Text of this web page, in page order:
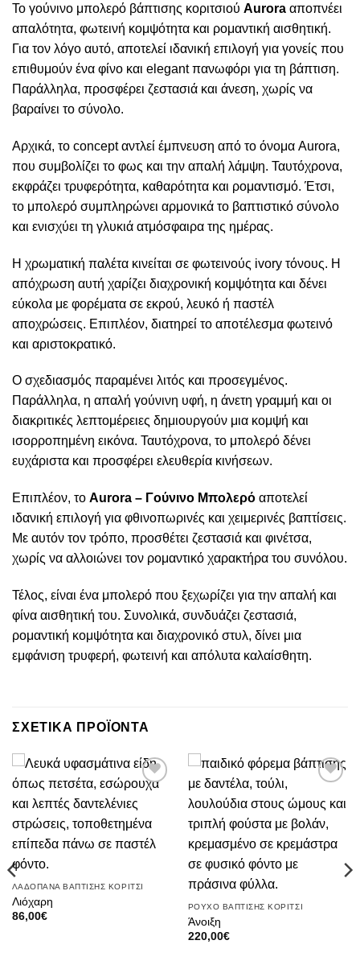
Το γούνινο μπολερό βάπτισης κοριτσιού Aurora αποπνέει
απαλότητα, φωτεινή κομψότητα και ρομαντική αισθητική.
Για τον λόγο αυτό, αποτελεί ιδανική επιλογή για γονείς που
επιθυμούν ένα φίνο και elegant πανωφόρι για τη βάπτιση.
Παράλληλα, προσφέρει ζεστασιά και άνεση, χωρίς να
βαραίνει το σύνολο.
Αρχικά, το concept αντλεί έμπνευση από το όνομα Aurora,
που συμβολίζει το φως και την απαλή λάμψη. Ταυτόχρονα,
εκφράζει τρυφερότητα, καθαρότητα και ρομαντισμό. Έτσι,
το μπολερό συμπληρώνει αρμονικά το βαπτιστικό σύνολο
και ενισχύει τη γλυκιά ατμόσφαιρα της ημέρας.
Η χρωματική παλέτα κινείται σε φωτεινούς ivory τόνους. Η
απόχρωση αυτή χαρίζει διαχρονική κομψότητα και δένει
εύκολα με φορέματα σε εκρού, λευκό ή παστέλ
αποχρώσεις. Επιπλέον, διατηρεί το αποτέλεσμα φωτεινό
και αριστοκρατικό.
Ο σχεδιασμός παραμένει λιτός και προσεγμένος.
Παράλληλα, η απαλή γούνινη υφή, η άνετη γραμμή και οι
διακριτικές λεπτομέρειες δημιουργούν μια κομψή και
ισορροπημένη εικόνα. Ταυτόχρονα, το μπολερό δένει
ευχάριστα και προσφέρει ελευθερία κινήσεων.
Επιπλέον, το Aurora – Γούνινο Μπολερό αποτελεί
ιδανική επιλογή για φθινοπωρινές και χειμερινές βαπτίσεις.
Με αυτόν τον τρόπο, προσθέτει ζεστασιά και φινέτσα,
χωρίς να αλλοιώνει τον ρομαντικό χαρακτήρα του συνόλου.
Τέλος, είναι ένα μπολερό που ξεχωρίζει για την απαλή και
φίνα αισθητική του. Συνολικά, συνδυάζει ζεστασιά,
ρομαντική κομψότητα και διαχρονικό στυλ, δίνει μια
εμφάνιση τρυφερή, φωτεινή και απόλυτα καλαίσθητη.
ΣΧΕΤΙΚΑ ΠΡΟΪΟΝΤΑ
Πρόσθήκη
στην λίστα
επιθυμιών
ΛΑΔΟΠΑΝΑ ΒΑΠΤΙΣΗΣ ΚΟΡΙΤΣΙ
Λιόχαρη
86,00€
στην λίστα
επιθυμιών
ΡΟΥΧΟ ΒΑΠΤΙΣΗΣ ΚΟΡΙΤΣΙ
Άνοιξη
220,00€